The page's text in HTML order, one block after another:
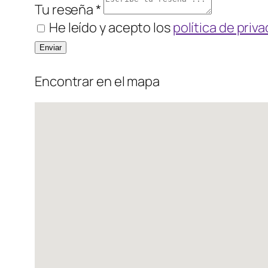
Tu reseña *
He leído y acepto lospolítica de
Encontrar en el mapa